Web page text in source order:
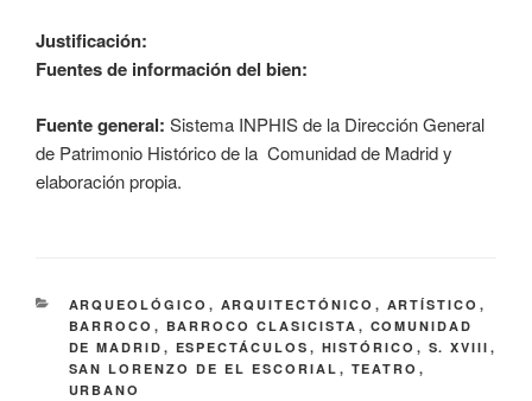
Justificación:
Fuentes de información del bien:
Fuente general: Sistema INPHIS de la Dirección General
de Patrimonio Histórico de la Comunidad de Madrid y
elaboración propia.
CATEGORÍAS
ARQUEOLÓGICO , ARQUITECTÓNICO , ARTÍSTICO ,
BARROCO , BARROCO CLASICISTA , COMUNIDAD
DE MADRID , ESPECTÁCULOS , HISTÓRICO , S. XVIII ,
SAN LORENZO DE EL ESCORIAL , TEATRO ,
URBANO